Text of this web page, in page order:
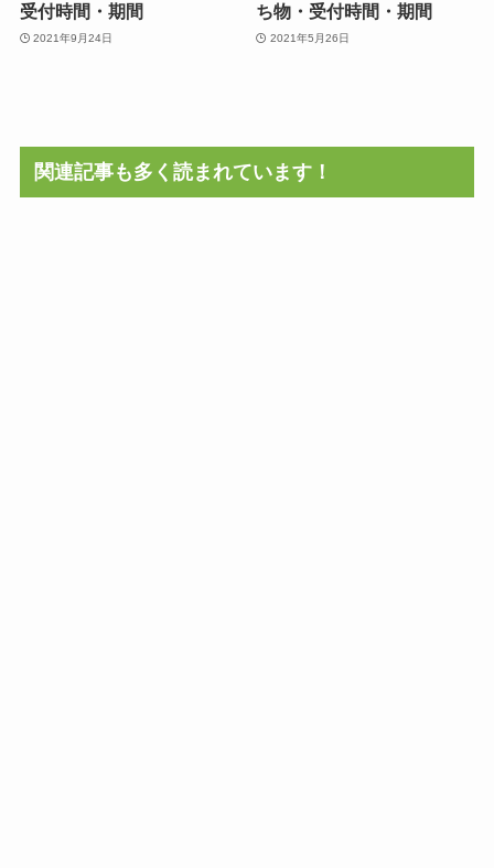
受付時間・期間
2021年9月24日
ち物・受付時間・期間
2021年5月26日
関連記事も多く読まれています！